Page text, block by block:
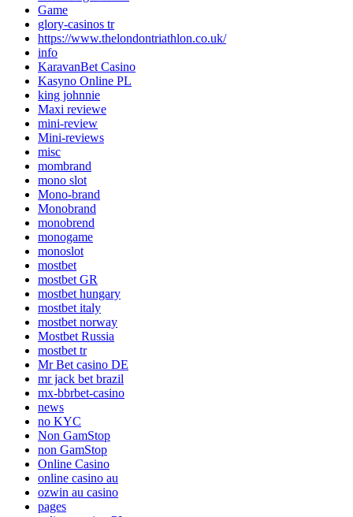
Game
glory-casinos tr
https://www.thelondontriathlon.co.uk/
info
KaravanBet Casino
Kasyno Online PL
king johnnie
Maxi reviewe
mini-review
Mini-reviews
misc
mombrand
mono slot
Mono-brand
Monobrand
monobrend
monogame
monoslot
mostbet
mostbet GR
mostbet hungary
mostbet italy
mostbet norway
Mostbet Russia
mostbet tr
Mr Bet casino DE
mr jack bet brazil
mx-bbrbet-casino
news
no KYC
Non GamStop
non GamStop
Online Casino
online casino au
ozwin au casino
pages